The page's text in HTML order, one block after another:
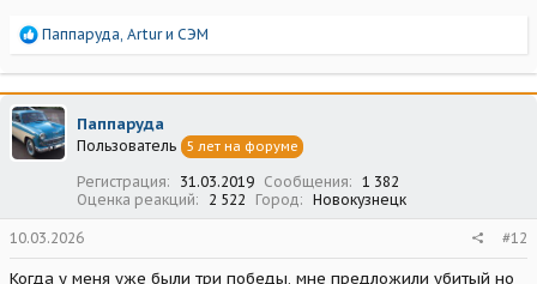
однозначно стоило! Другой вопрос, что вместо "Запорожца"
можно было взяться за какую-нибудь другую машину, может быть
Р
а
к
ц
и
и
Паппаруда, Arturи СЭМ
Паппаруда
Пользователь 5 лет на форуме
Регистрация 31.03.2019 Сообщения
1 382
Оценка реакций
2 522 Город Новокузнецк
10.03.2026 #12
Когда у меня уже были три победы, мне предложили убитый но